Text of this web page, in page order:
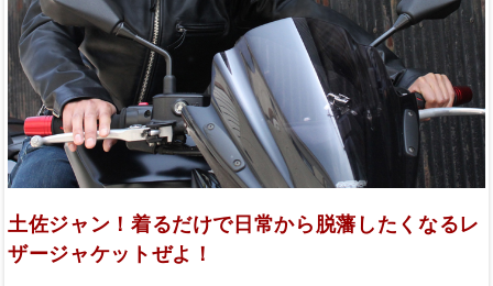
土佐ジャン！着るだけで日常から脱藩したくなるレ
ザージャケットぜよ！